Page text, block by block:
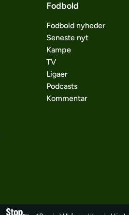
Fodbold
Fodbold nyheder
Seneste nyt
Kampe
TV
Ligaer
Podcasts
Kommentar